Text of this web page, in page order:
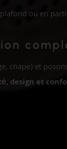
ou en
chape) et
design et